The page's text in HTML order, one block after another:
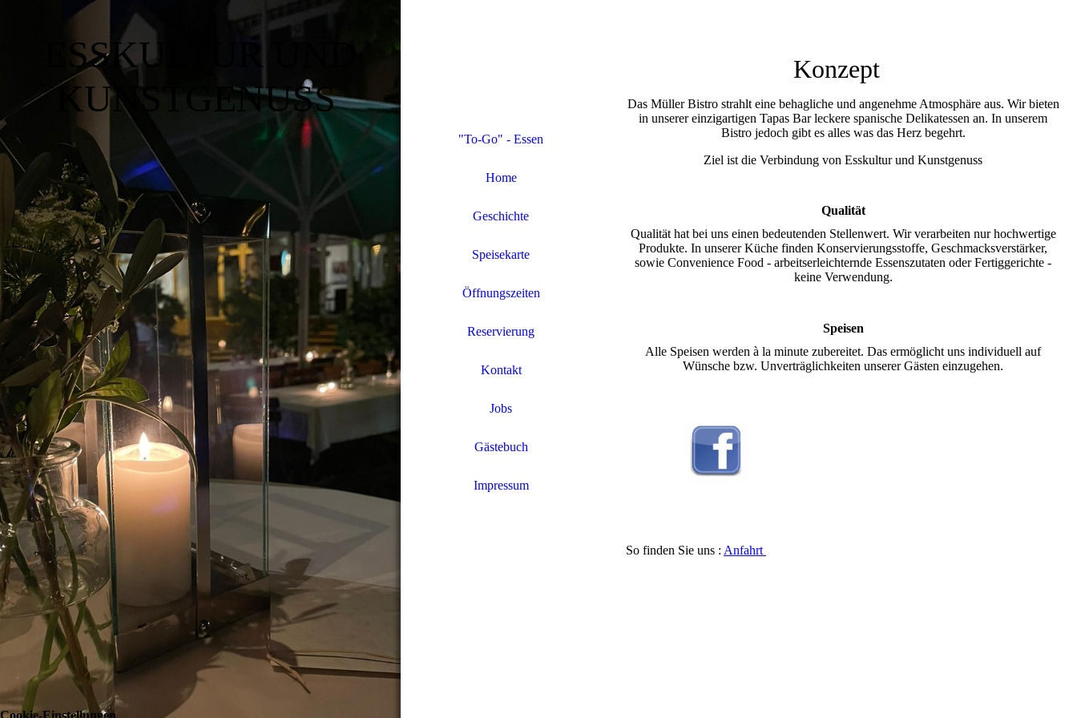
ESSKULTUR UND
KUNSTGENUSS
"To-Go" - Essen
Home
Geschichte
Speisekarte
Öffnungszeiten
Reservierung
Kontakt
Jobs
Gästebuch
Impressum
Konzept
Das Müller Bistro strahlt eine behagliche und angenehme Atmosphäre aus. Wir bieten
in unserer einzigartigen Tapas Bar leckere spanische Delikatessen an. In unserem
Bistro jedoch gibt es alles was das Herz begehrt.
Ziel ist die Verbindung von Esskultur und Kunstgenuss
Qualität
Qualität hat bei uns einen bedeutenden Stellenwert. Wir verarbeiten nur hochwertige
Produkte. In unserer Küche finden Konservierungsstoffe, Geschmacksverstärker,
sowie Convenience Food - arbeitserleichternde Essenszutaten oder Fertiggerichte -
keine Verwendung.
Speisen
Alle Speisen werden à la minute zubereitet. Das ermöglicht uns individuell auf
Wünsche bzw. Unverträglichkeiten unserer Gästen einzugehen.
So finden Sie uns : Anfahrt